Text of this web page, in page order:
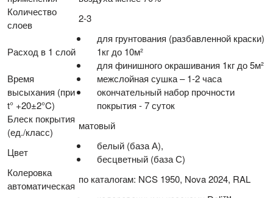
Количество
слоев
2-3
Расход в 1 слой
для грунтования (разбавленной краски)
1кг до 10м²
для финишного окрашивания 1кг до 5м²
Время
высыхания (при
t° +20±2°C)
межслойная сушка – 1-2 часа
окончательный набор прочности
покрытия - 7 суток
Блеск покрытия
(ед./класс)
матовый
Цвет
белый (база А),
бесцветный (база С)
Колеровка
автоматическая
по каталогам: NCS 1950, Nova 2024, RAL